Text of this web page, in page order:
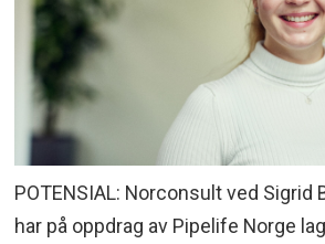
POTENSIAL: Norconsult ved Sigrid
har på oppdrag av Pipelife Norge